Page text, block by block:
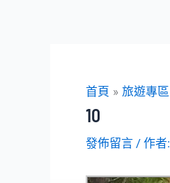
首頁 旅遊專區
10
發佈留言 / 作者: